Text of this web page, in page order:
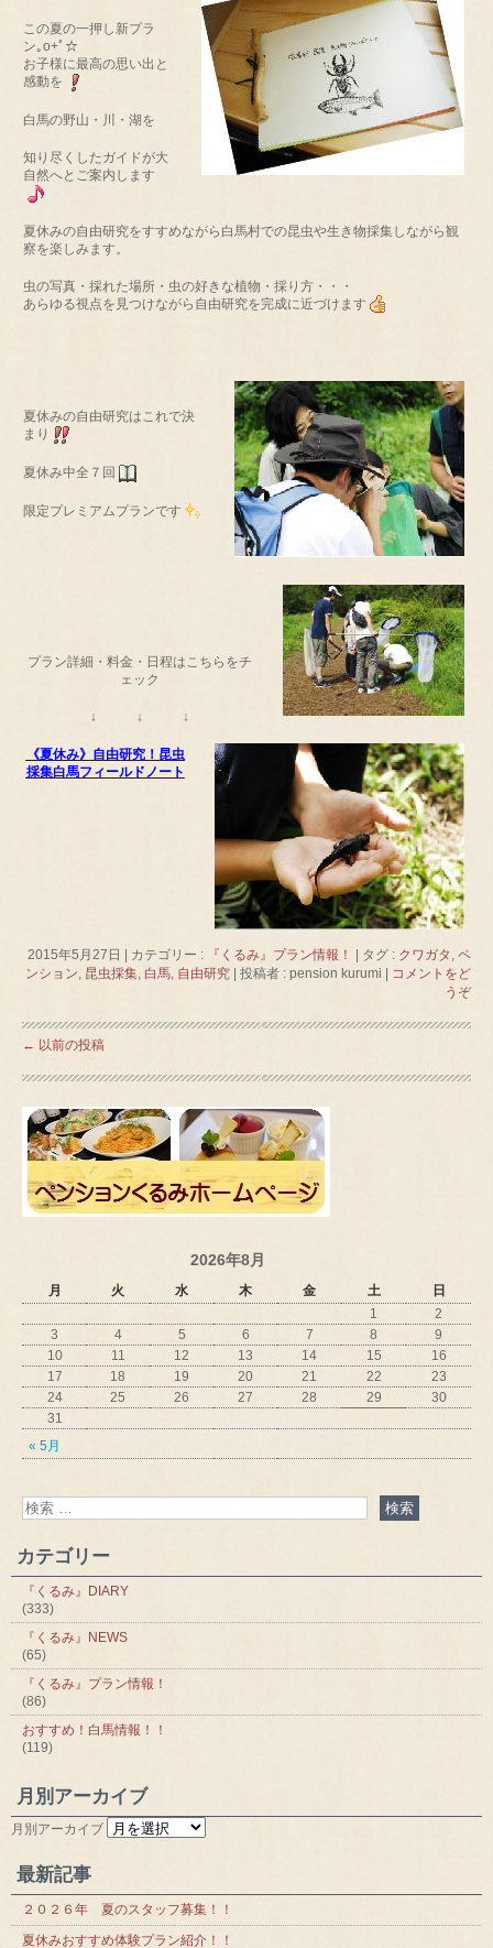
この夏の一押し新プラ
ン｡o+ﾟ☆
お子様に最高の思い出と
感動を
白馬の野山・川・湖を
知り尽くしたガイドが大
自然へとご案内します
夏休みの自由研究をすすめながら白馬村での昆虫や生き物採集しながら観
察を楽しみます。
虫の写真・採れた場所・虫の好きな植物・採り方・・・
あらゆる視点を見つけながら自由研究を完成に近づけます
夏休みの自由研究はこれで決
まり
夏休み中全７回
限定プレミアムプランです
プラン詳細・料金・日程はこちらをチ
ェック
↓ ↓ ↓
《夏休み》自由研究！昆虫
採集白馬フィールドノート
2015年5月27日 カテゴリー : 『くるみ』プラン情報！ タグ : クワガタ , ペ
ンション, 昆虫採集, 白馬, 自由研究 投稿者 : pension kurumi
コメントをど
うぞ
← 以前の投稿
2026年8月
月 火 水 木 金 土 日
« 5月
1
2
3
4 5 6 7 8
9
10
11 12 13 14 15
16
17
18 19 20 21 22
23
24
25 26 27 28 29
30
31
カテゴリー
『くるみ』DIARY
(333)
『くるみ』NEWS
(65)
『くるみ』プラン情報！
(86)
おすすめ！白馬情報！！
(119)
月別アーカイブ
月別アーカイブ
最新記事
２０２６年 夏のスタッフ募集！！
夏休みおすすめ体験プラン紹介！！